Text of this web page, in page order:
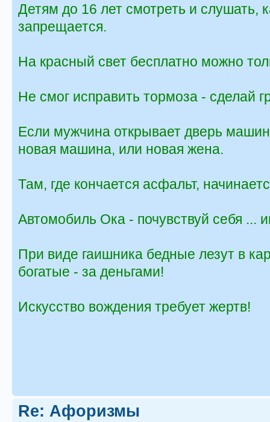
Детям до 16 лет смотреть и слушать,
запрещается.
На красный свет бесплатно можно
Не смог исправить тормоза - сделай
Если мужчина открывает дверь
новая машина, или новая жена.
Там, где кончается асфальт,
Автомобиль Ока - почувствуй себя ...
При виде гаишника бедные лезут в
богатые - за деньгами!
Искусство вождения требует жертв!
Re: Афоризмы